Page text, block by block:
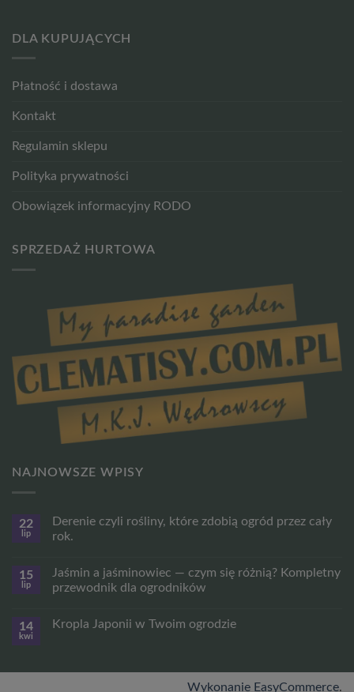
DLA KUPUJĄCYCH
Płatność i dostawa
Kontakt
Regulamin sklepu
Polityka prywatności
Obowiązek informacyjny RODO
SPRZEDAŻ HURTOWA
NAJNOWSZE WPISY
22
lip
Derenie czyli rośliny, które zdobią ogród przez cały
rok.
do
czyli
zdobią
15
lip
Jaśmin a jaśminowiec — czym się różnią? Kompletny
przewodnik dla ogrodników
do
14
kwi
Kropla Japonii w Twoim ogrodzie
Kropla
Wykonanie EasyCommerce.